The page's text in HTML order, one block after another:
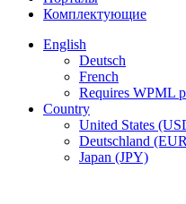
Комплектующие
English
Deutsch
French
Requires WPML
Country
United States
Deutschland
Japan (JPY)